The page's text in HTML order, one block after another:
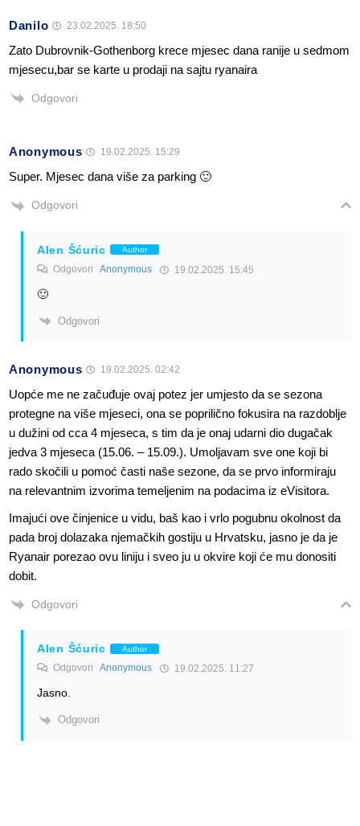
Danilo 23.02.2025. 18:50
Zato Dubrovnik-Gothenborg krece mjesec dana ranije u sedmom
mjesecu,bar se karte u prodaji na sajtu ryanaira
Odgovori
Anonymous 19.02.2025. 15:29
Super. Mjesec dana više za parking 🙂
Odgovori
Alen Šćuric Author
Odgovori Anonymous 19.02.2025. 15:45
🙂
Odgovori
Anonymous 19.02.2025. 02:42
Uopće me ne začuđuje ovaj potez jer umjesto da se sezona
protegne na više mjeseci, ona se poprilično fokusira na razdoblje
u dužini od cca 4 mjeseca, s tim da je onaj udarni dio dugačak
jedva 3 mjeseca (15.06. – 15.09.). Umoljavam sve one koji bi
rado skočili u pomoć časti naše sezone, da se prvo informiraju
na relevantnim izvorima temeljenim na podacima iz eVisitora.
Imajući ove činjenice u vidu, baš kao i vrlo pogubnu okolnost da
pada broj dolazaka njemačkih gostiju u Hrvatsku, jasno je da je
Ryanair porezao ovu liniju i sveo ju u okvire koji će mu donositi
dobit.
Odgovori
Alen Šćuric Author
Odgovori Anonymous 19.02.2025. 11:27
Jasno.
Odgovori